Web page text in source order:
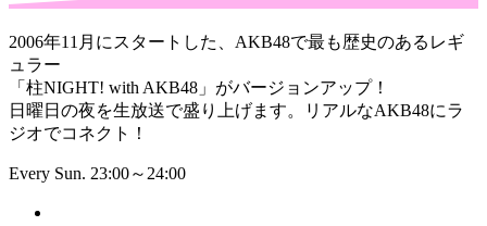
2006年11月にスタートした、AKB48で最も歴史のあるレギ
ュラー
「柱NIGHT! with AKB48」がバージョンアップ！
日曜日の夜を生放送で盛り上げます。リアルなAKB48にラ
ジオでコネクト！
Every Sun. 23:00～24:00